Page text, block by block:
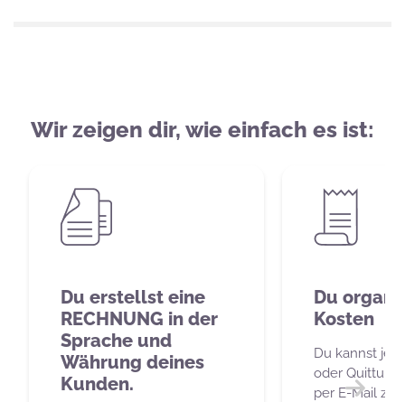
Wir zeigen dir, wie einfach es ist:
Du erstellst eine
RECHNUNG in der
Sprache und
Währung deines
Kunden.
Du
Kosten
Du kannst
oder
per E-Mail zur